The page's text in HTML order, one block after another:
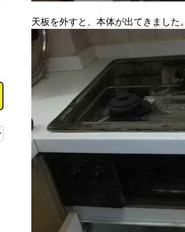
天板を外すと、本体が出てきました。